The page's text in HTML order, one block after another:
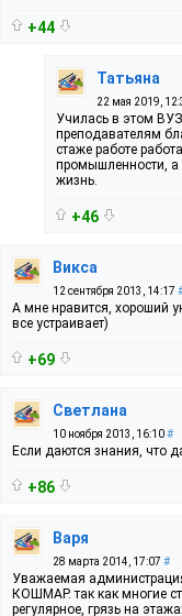
+44
Татьяна
22 мая 2019,
Училась в этом
преподавателям
стаже работе
промышленности, а
жизнь.
+46
Викса
12 сентября 2013, 14:17
А мне нравится, хороший
все устраивает)
+69
Светлана
10 ноября 2013, 16:10#
Если даются знания, что
+86
Варя
28 марта 2014, 17:07 #
Уважаемая
КОШМАР. так как многие
регулярное, грязь на